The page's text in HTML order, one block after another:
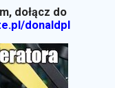
dołącz do
donaldpl